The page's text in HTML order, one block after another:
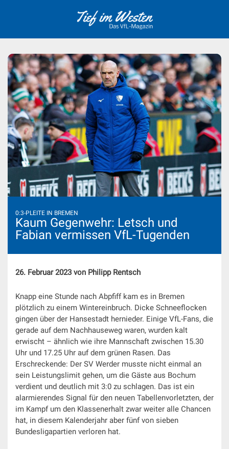
0:3-PLEITE IN BREMEN
Kaum Gegenwehr: Letsch und
Fabian vermissen VfL-Tugenden
26. Februar 2023 von Philipp Rentsch
Knapp eine Stunde nach Abpfiff kam es in Bremen
plötzlich zu einem Wintereinbruch. Dicke Schneeflocken
gingen über der Hansestadt hernieder. Einige VfL-Fans, die
gerade auf dem Nachhauseweg waren, wurden kalt
erwischt – ähnlich wie ihre Mannschaft zwischen 15.30
Uhr und 17.25 Uhr auf dem grünen Rasen. Das
Erschreckende: Der SV Werder musste nicht einmal an
sein Leistungslimit gehen, um die Gäste aus Bochum
verdient und deutlich mit 3:0 zu schlagen. Das ist ein
alarmierendes Signal für den neuen Tabellenvorletzten, der
im Kampf um den Klassenerhalt zwar weiter alle Chancen
hat, in diesem Kalenderjahr aber fünf von sieben
Bundesligapartien verloren hat.